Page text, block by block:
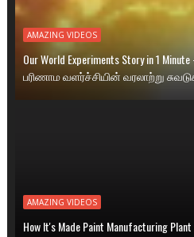
AMAZING VIDEOS
Our World Experiments Story in 1
பரிணாம வளர்ச்சியின் வரலாற்று
AMAZING VIDEOS
How It's Made Paint Manufacturing